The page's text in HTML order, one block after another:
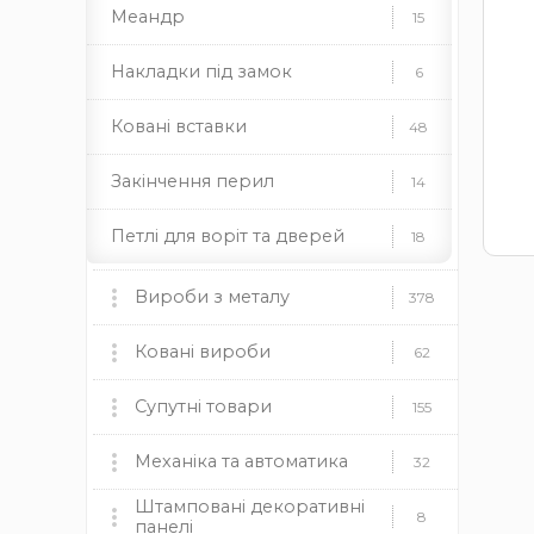
Меандр 15
Накладки під замок 6
Ковані вставки 48
Закінчення перил 14
Петлі для воріт та дверей 18
Ковані піки 64
Підкови 2
Ковані полоси 90
Ковані поручні 5
Профілі для хомутів 4
Вироби з металу 378
Мангали, пічки та аксесуари 60
мангали пічки
Камінні топки BOKAR
Ковані вироби 62
Ковані ворота 9
Ковані огорожі 12
Ковані навіси 8
Супутні товари 155
Пластикові заглушки 37
круглі прямокутні квадратні
Механіка та автоматика 32
Механіка 19
Штамповані декоративні
панелі
8